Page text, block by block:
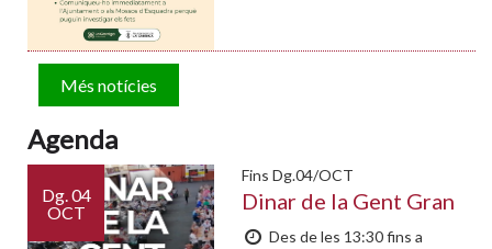
Més notícies
Agenda
Dg.04
OCT
Fins Dg.04/OCT
Dinar de la Gent Gran
Des de les 13:30 fins a